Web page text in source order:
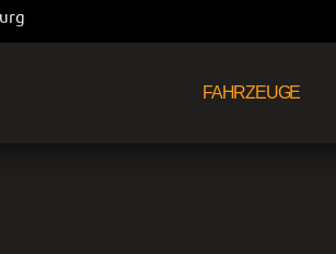
FAHRZEUGE